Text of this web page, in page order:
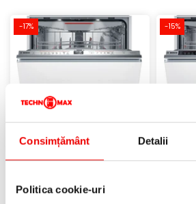
Consimțământ Detalii
Politica cookie-uri
-17%
Masina de spalat vase
-15%